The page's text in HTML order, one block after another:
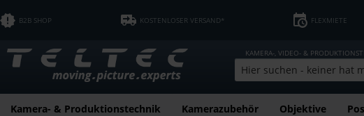
B2B SHOP KOSTENLOSER VERSAND* FLEXMIETE
KAMERA-, VIDEO- &
Kamera- & Produktionstechnik Kamerazubehör Objektive